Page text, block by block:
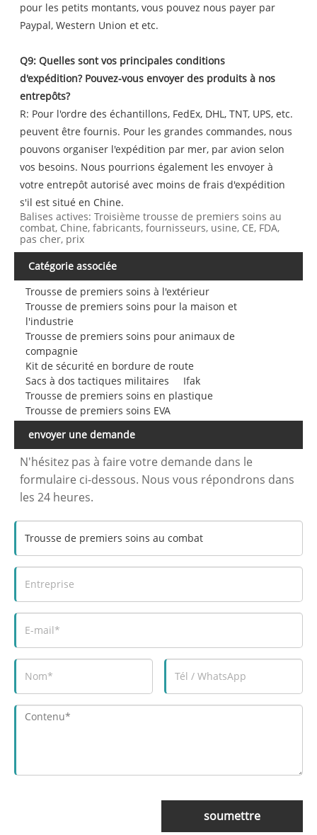
pour les petits montants, vous pouvez nous payer par
Paypal, Western Union et etc.
Q9: Quelles sont vos principales conditions
d'expédition? Pouvez-vous envoyer des produits à nos
entrepôts?
R: Pour l'ordre des échantillons, FedEx, DHL, TNT, UPS, etc.
peuvent être fournis. Pour les grandes commandes, nous
pouvons organiser l'expédition par mer, par avion selon
vos besoins. Nous pourrions également les envoyer à
votre entrepôt autorisé avec moins de frais d'expédition
s'il est situé en Chine.
Balises actives: Troisième trousse de premiers soins au
combat, Chine, fabricants, fournisseurs, usine, CE, FDA,
pas cher, prix
Catégorie associée
Trousse de premiers soins à l'extérieur
Trousse de premiers soins pour la maison et
l'industrie
Trousse de premiers soins pour animaux de
compagnie
Kit de sécurité en bordure de route
Sacs à dos tactiques militaires
Ifak
Trousse de premiers soins en plastique
Trousse de premiers soins EVA
envoyer une demande
N'hésitez pas à faire votre demande dans le
formulaire ci-dessous. Nous vous répondrons dans
les 24 heures.
soumettre